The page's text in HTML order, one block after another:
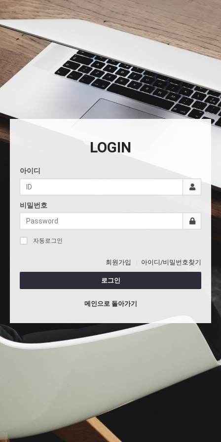
LOGIN
아이디
비밀번호
자동로그인
회원가입 아이디/비밀번호찾기
로그인
메인으로 돌아가기